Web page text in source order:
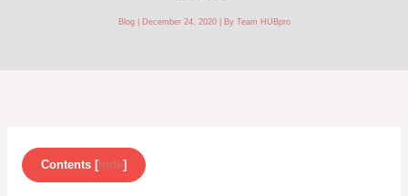
Blog| December 24, 2020 | By Team HUBpro
Contents [hide]